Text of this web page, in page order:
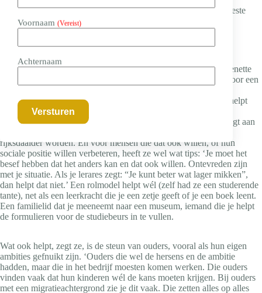
Voornaam (Vereist)
Achternaam
daarover, over het gebrek aan compassie, maakt zij zich het meeste
zorgen als het gaat om diversiteit en inclusie, zeg Schuijt.
Van een dubbeltje naar een kwartje
In haar boekTransklasse, leven in twee werelden,omschrijft Lenette
Schuijt de reis die iemand aflegt die een lagere klasse verruilt voor een
beschrijft de hobbels, de verwondering en de eenzaamheid en helpt
mensen die net als zij een dergelijke reis hebben afgelegd, af te
rekenen met schuld en schaamte. En ze vertelt wat die reis brengt aan
rijksdaalder worden. En voor mensen die dat ook willen, of hun
sociale positie willen verbeteren, heeft ze wel wat tips: ‘Je moet het
besef hebben dat het anders kan en dat ook willen. Ontevreden zijn
met je situatie. Als je lerares zegt: “Je kunt beter wat lager mikken”,
dan helpt dat niet.’ Een rolmodel helpt wél (zelf had ze een studerende
tante), net als een leerkracht die je een zetje geeft of je een boek leent.
Een familielid dat je meeneemt naar een museum, iemand die je helpt
de formulieren voor de studiebeurs in te vullen.
Wat ook helpt, zegt ze, is de steun van ouders, vooral als hun eigen
ambities gefnuikt zijn. ‘Ouders die wel de hersens en de ambitie
hadden, maar die in het bedrijf moesten komen werken. Die ouders
vinden vaak dat hun kinderen wél de kans moeten krijgen. Bij ouders
met een migratieachtergrond zie je dit vaak. Die zetten alles op alles